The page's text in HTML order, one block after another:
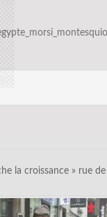
la croissance » rue de